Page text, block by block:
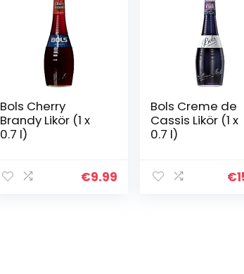
Bols Cherry
Brandy Likör (1 x
0.7 l)
€9.99
Bols Creme de
Cassis Likör (1 x
0.7 l)
€